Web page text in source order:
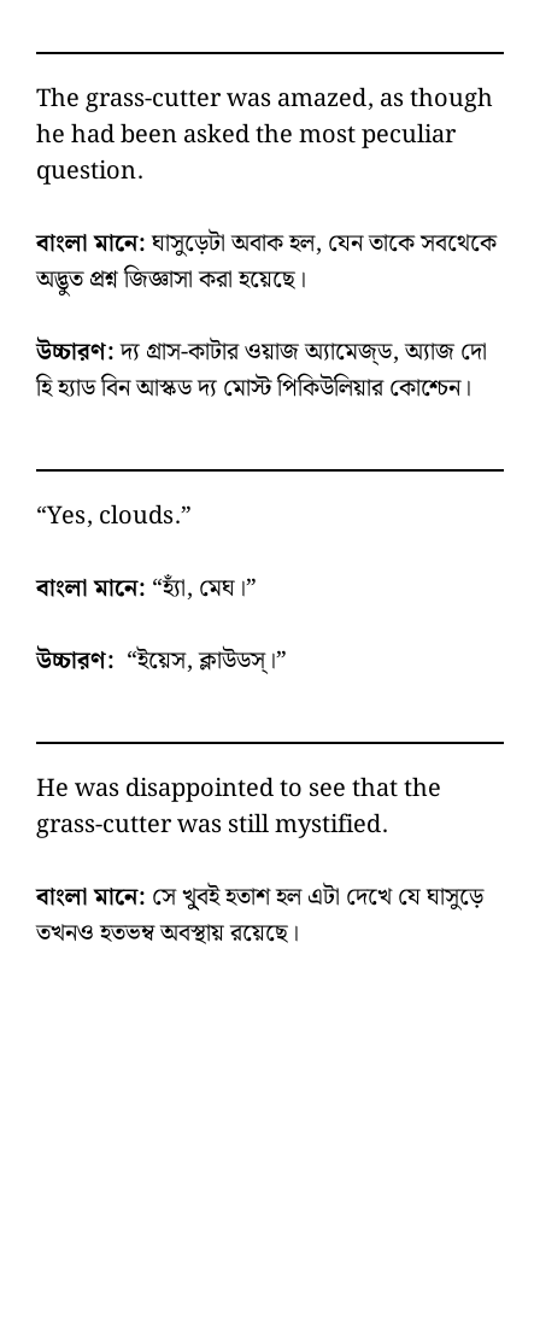
The grass-cutter was amazed, as though
he had been asked the most peculiar
question.
বাংলা মানে:ঘাসুড়েটা অবাক হল, যেন তাকে সবথেকে
অদ্ভুত প্রশ্ন জিজ্ঞাসা করা হয়েছে।
উচ্চারণ:দ্য গ্রাস-কাটার ওয়াজ অ্যামেজ্‌ড, অ্যাজ দো
হি হ্যাড বিন আস্কড দ্য মোস্ট পিকিউলিয়ার কোশ্চেন।
“Yes, clouds.”
বাংলা মানে: “হ্যাঁ, মেঘ।”
উচ্চারণ: “ইয়েস, ক্লাউডস্‌।”
He was disappointed to see that the
grass-cutter was still mystified.
বাংলা মানে: সে খু্বই হতাশ হল এটা দেখে যে ঘাসুড়ে
তখনও হতভম্ব অবস্থায় রয়েছে।